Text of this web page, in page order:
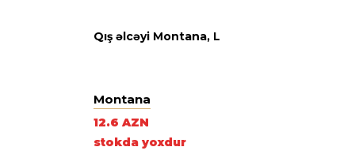
Qış əlcəyi Montana, L
Montana
12.6 AZN
stokda yoxdur